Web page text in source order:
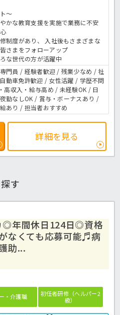
～
かな教育支援を実施で業務に不安
制度があり、 入社後もさまざまな
さまをフォローアップ
な世代の方が活躍中
門員 / 経験者歓迎 / 残業少なめ / 社
動車免許歓迎 / 女性活躍 / 学歴不問
高収入・給与高め / 未経験OK / 日
勤なしOK / 賞与・ボーナスあり /
あり / 担当者おすすめ
詳細を見る
す
◎年間休日124日◎資格
なくても応募可能♬病
助...
・介護職
初任者研修（ヘルパー2
級）